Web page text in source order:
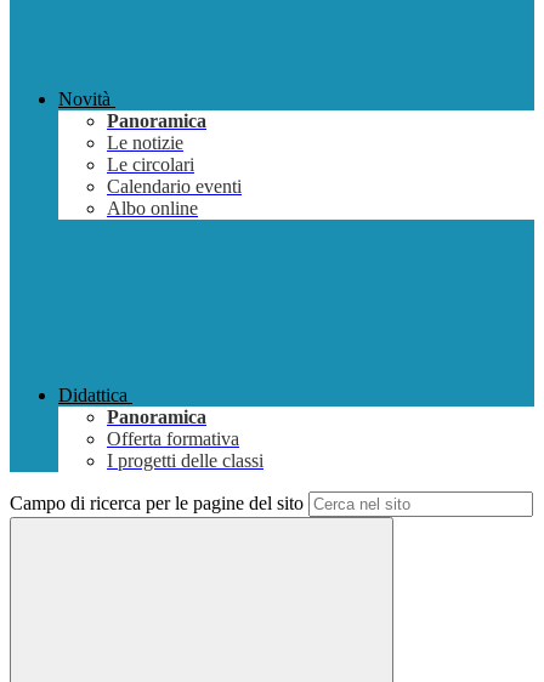
Novità
Panoramica
Le notizie
Le circolari
Calendario eventi
Albo online
Didattica
Panoramica
Offerta formativa
I progetti delle classi
Campo di ricerca per le pagine del sito